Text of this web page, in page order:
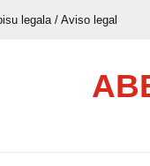
legala / Aviso legal